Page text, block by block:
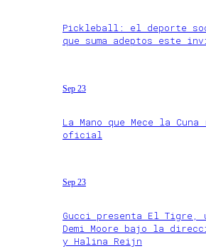
Pickleball: el deporte
que suma adeptos este
Sep 23
La Mano que Mece la
oficial
Sep 23
Gucci presenta El Tigre,
Demi Moore bajo la
y Halina Reijn